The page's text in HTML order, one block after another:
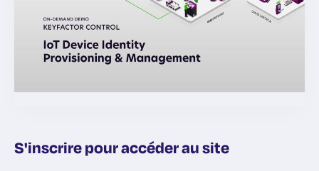
S'inscrire pour accéder au site